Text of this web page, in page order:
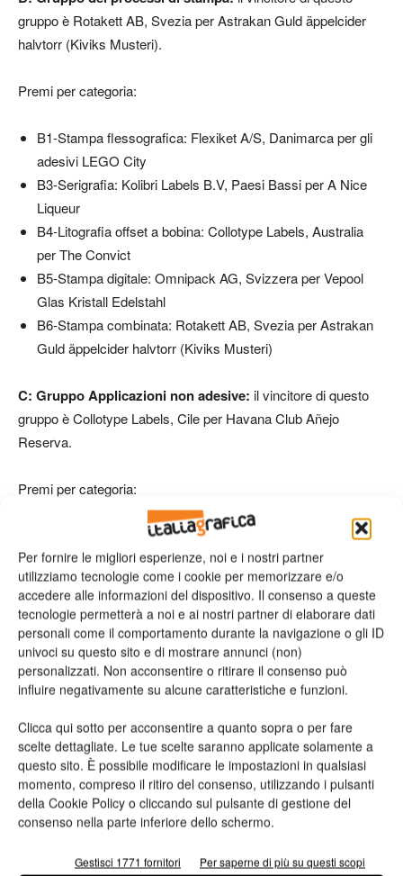
Per fornire le migliori esperienze, noi e i nostri partner
utilizziamo tecnologie come i cookie per memorizzare e/o
accedere alle informazioni del dispositivo. Il consenso a queste
tecnologie permetterà a noi e ai nostri partner di elaborare dati
personali come il comportamento durante la navigazione o gli ID
univoci su questo sito e di mostrare annunci (non)
personalizzati. Non acconsentire o ritirare il consenso può
influire negativamente su alcune caratteristiche e funzioni.
Clicca qui sotto per acconsentire a quanto sopra o per fare
scelte dettagliate. Le tue scelte saranno applicate solamente a
questo sito. È possibile modificare le impostazioni in qualsiasi
momento, compreso il ritiro del consenso, utilizzando i pulsanti
della Cookie Policy o cliccando sul pulsante di gestione del
consenso nella parte inferiore dello schermo.
Gestisci 1771 fornitori Per saperne di più su questi scopi
gruppo è Rotakett AB, Svezia per Astrakan Guld äppelcider
halvtorr (Kiviks Musteri).
Premi per categoria:
B1-Stampa flessografica: Flexiket A/S, Danimarca per gli
adesivi LEGO City
B3-Serigrafia: Kolibri Labels B.V, Paesi Bassi per A Nice
Liqueur
B4-Litografia offset a bobina: Collotype Labels, Australia
per The Convict
B5-Stampa digitale: Omnipack AG, Svizzera per Vepool
Glas Kristall Edelstahl
B6-Stampa combinata: Rotakett AB, Svezia per Astrakan
Guld äppelcider halvtorr (Kiviks Musteri)
C: Gruppo Applicazioni non adesive: il vincitore di questo
gruppo è Collotype Labels, Cile per Havana Club Añejo
Reserva.
Premi per categoria:
C1-Etichette/cartellini non adesivi: Skanem Poznan,
Polonia per Eveline BB
C2-Scatole in cartone: PragatiPack (India) Pvt. Ltd., India
per Fiama Di Wills
C3-Fascette: Collotype Labels, Cile per Havana Club Añejo
Reserva
D: Innovazione:questa categoria ha visto due vincitori ex-
aequo: Schreiner Group GmbH & Co, Germania per Electric
Conductive Films (ECF) e Stratus Packaging, France per
Etiquette IXcode per banche.
Menzioni speciali:quest’anno i giudici hanno scelto due
Hennessy VSOP di Rotakett AB, Svezia e The S Collection di